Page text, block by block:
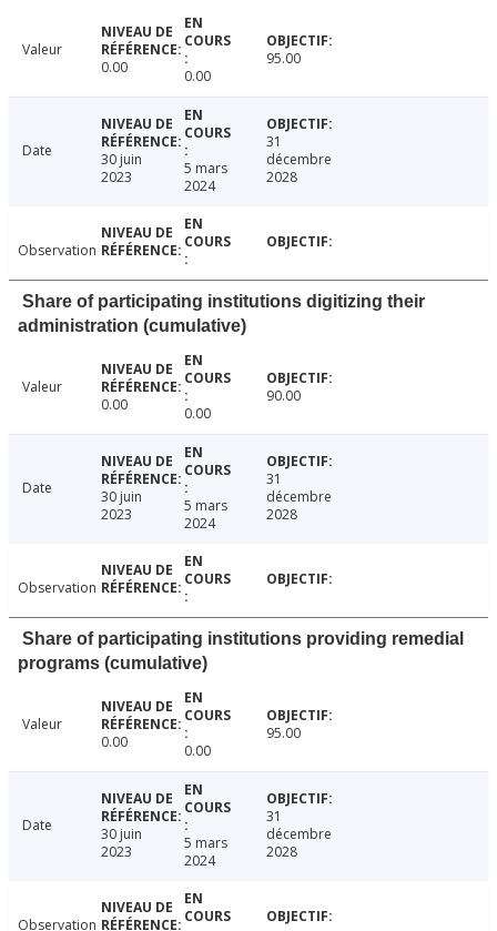
Valeur
0.00
0.00
95.00
Date
30 juin
2023
5 mars
2024
31
décembre
2028
Observation
Share of participating institutions digitizing their
administration (cumulative)
Valeur
0.00
0.00
90.00
Date
30 juin
2023
5 mars
2024
31
décembre
2028
Observation
Share of participating institutions providing remedial
programs (cumulative)
Valeur
0.00
0.00
95.00
Date
30 juin
2023
5 mars
2024
31
décembre
2028
Observation